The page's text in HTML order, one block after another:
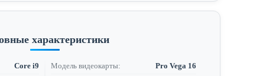
характеристики
Core i9 Модель видеокарты: Pro Vega 16